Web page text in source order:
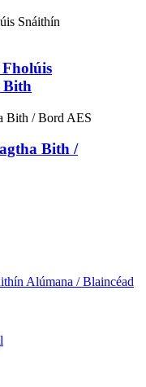
Bith
Bith /
Alúmana / Blaincéad